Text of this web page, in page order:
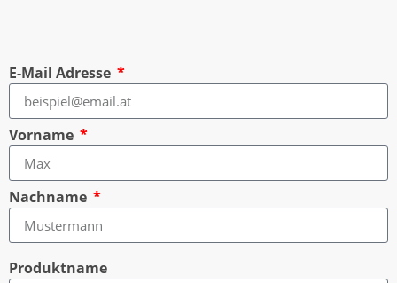
E-Mail Adresse
Vorname
Nachname
Produktname